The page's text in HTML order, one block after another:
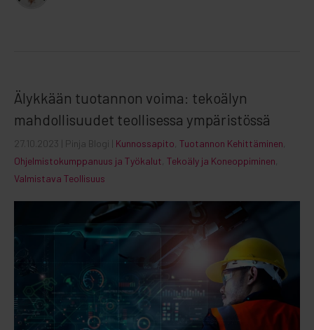
Älykkään tuotannon voima: tekoälyn
mahdollisuudet teollisessa ympäristössä
27.10.2023 | Pinja Blogi | Kunnossapito Tuotannon Kehittäminen
Ohjelmistokumppanuus ja Työkalut Tekoäly ja Koneoppiminen
Valmistava Teollisuus